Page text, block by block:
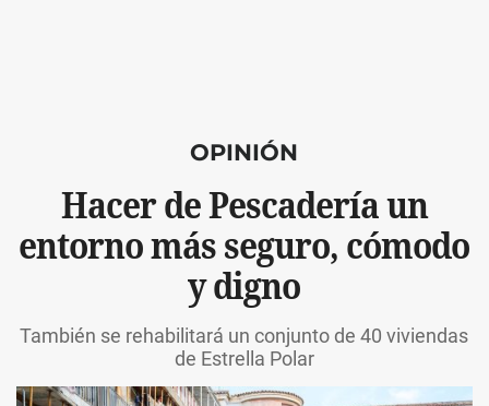
OPINIÓN
Hacer de Pescadería un
entorno más seguro, cómodo
y digno
También se rehabilitará un conjunto de 40 viviendas
de Estrella Polar